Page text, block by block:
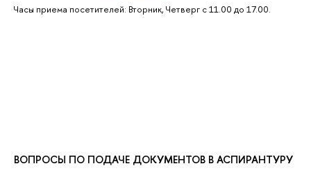
Часы приема посетителей: Вторник, Четверг с 11.00 до 17.00.
ВОПРОСЫ ПО ПОДАЧЕ ДОКУМЕНТОВ В АСПИРАНТУРУ